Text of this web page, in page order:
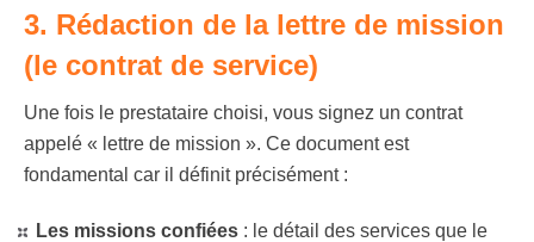
3. Rédaction de la lettre de mission
(le contrat de service)
Une fois le prestataire choisi, vous signez un contrat
appelé « lettre de mission ». Ce document est
fondamental car il définit précisément :
Les missions confiées : le détail des services que le